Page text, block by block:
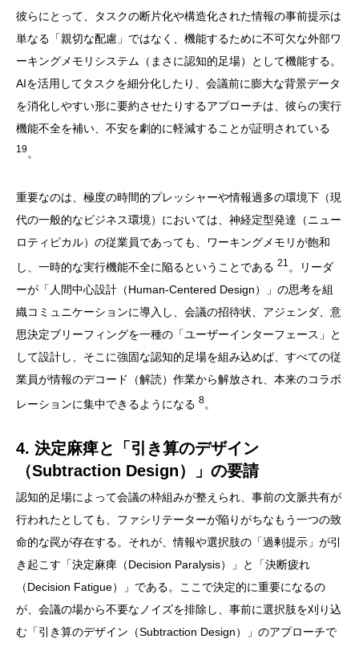
彼らにとって、タスクの断片化や構造化された情報の事前提示は
単なる「親切な配慮」ではなく、機能するために不可欠な外部ワ
ーキングメモリシステム（まさに認知的足場）として機能する。
AIを活用してタスクを細分化したり、会議前に膨大な背景データ
を消化しやすい形に要約させたりするアプローチは、彼らの実行
機能不全を補い、不安を劇的に軽減することが証明されている
19
重要なのは、極度の時間的プレッシャーや情報過多の環境下（現
代の一般的なビジネス環境）においては、神経定型発達（ニュー
ロティピカル）の従業員であっても、ワーキングメモリが飽和
し、一時的な実行機能不全に陥るということである 21 。リーダ
ーが「人間中心設計（Human-Centered Design）」の思考を組
織コミュニケーションに導入し、会議の招待状、アジェンダ、意
思決定ブリーフィングを一種の「ユーザーインターフェース」と
して設計し、そこに強固な認知的足場を組み込めば、すべての従
業員が情報のデコード（解読）作業から解放され、本来のコラボ
レーションに集中できるようになる 8。
4. 決定麻痺と「引き算のデザイン
（Subtraction Design）」の要請
認知的足場によって会議の枠組みが整えられ、事前の文脈共有が
行われたとしても、ファシリテーターが陥りがちなもう一つの致
命的な罠が存在する。それが、情報や選択肢の「過剰提示」が引
き起こす「決定麻痺（Decision Paralysis）」と「決断疲れ
（Decision Fatigue）」である。ここで決定的に重要になるの
が、会議の場から不要なノイズを排除し、事前に選択肢を刈り込
む「引き算のデザイン（Subtraction Design）」のアプローチで